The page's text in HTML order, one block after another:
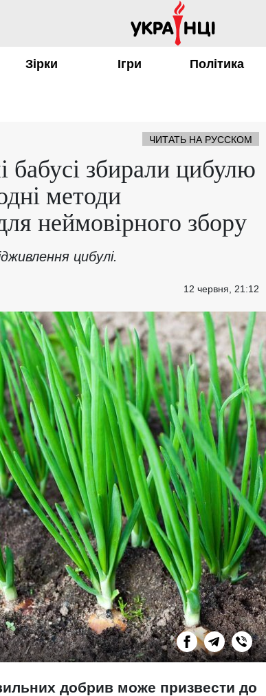
Зірки Ігри Політика
ЧИТАТЬ НА РУССКОМ
збирали цибулю
методи
неймовірного збору
цибулі.
12 червня, 21:12
добрив може призвести до